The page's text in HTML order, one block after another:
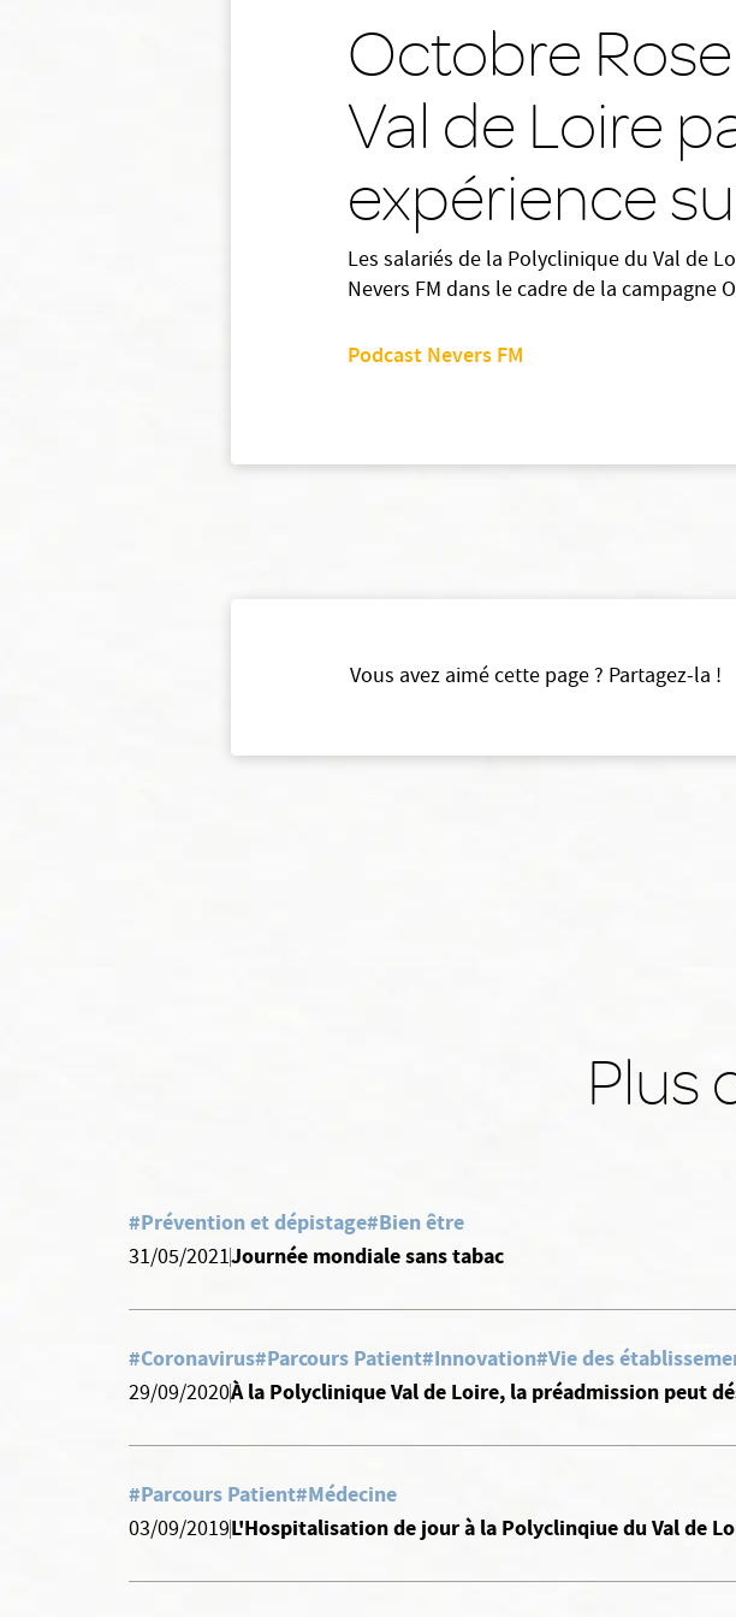
Octobre
Val de Loire
expérience
Les salariés de la Polyclinique du Val de
Nevers FM dans le cadre de la campagne
Podcast Nevers FM
Vous avez aimé cette page ? Partagez-la !
Plus
#Prévention et dépistage#Bien être
31/05/2021Journée mondiale sans tabac
#Coronavirus#Parcours Patient#Innovation#Vie des
29/09/2020À la Polyclinique Val de Loire, la préadmission peut
#Parcours Patient#Médecine
03/09/2019L'Hospitalisation de jour à la Polyclinqiue du Val de